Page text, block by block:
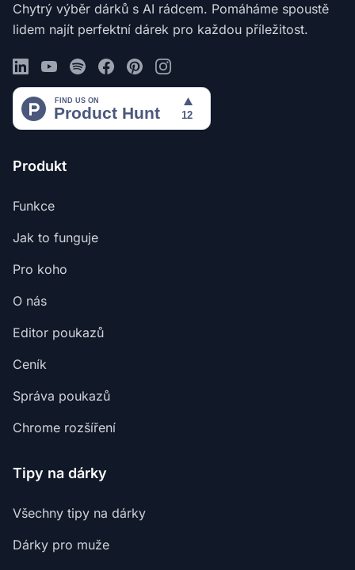
Chytrý výběr dárků s AI rádcem. Pomáháme spoustě
lidem najít perfektní dárek pro každou příležitost.
Produkt
Funkce
Jak to funguje
Pro koho
O nás
Editor poukazů
Ceník
Správa poukazů
Chrome rozšíření
Tipy na dárky
Všechny tipy na dárky
Dárky pro muže